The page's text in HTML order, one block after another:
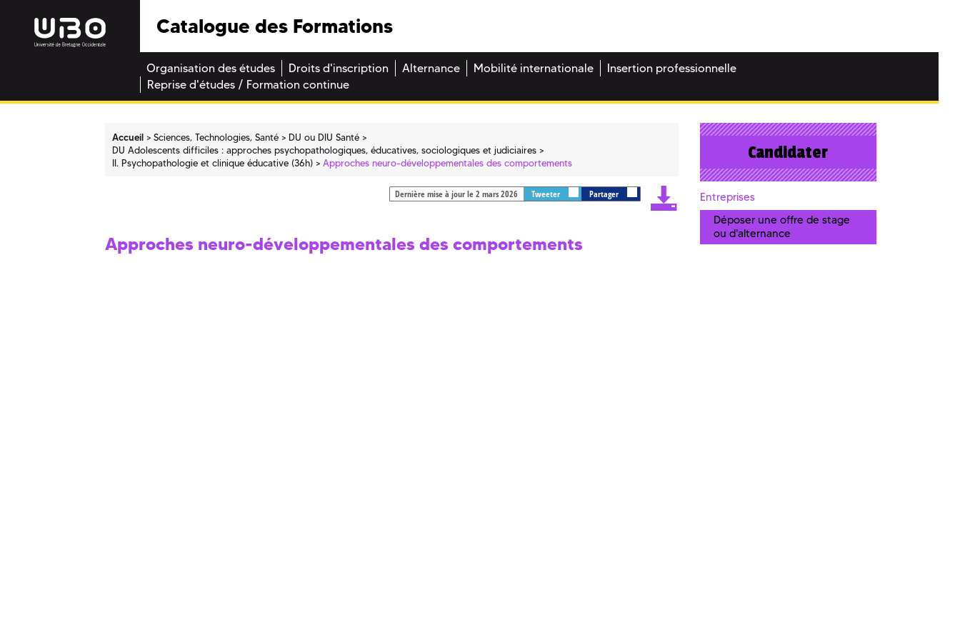
Catalogue des Formations
Organisation des études Droits d'inscription Alternance Mobilité internationale
Insertion professionnelle
Reprise d'études / Formation continue
Accueil Sciences, Technologies, Santé
DU ou DIU Santé
DU Adolescents difficiles : approches psychopathologiques, éducatives, sociologiques et judiciaires
II. Psychopathologie et clinique éducative (36h)
Approches neuro-développementales des comportements
Dernière mise à jour le 2 mars 2026 Tweeter Partager
Approches neuro-développementales des comportements
Candidater
Entreprises
Déposer une offre de stage
ou d'alternance